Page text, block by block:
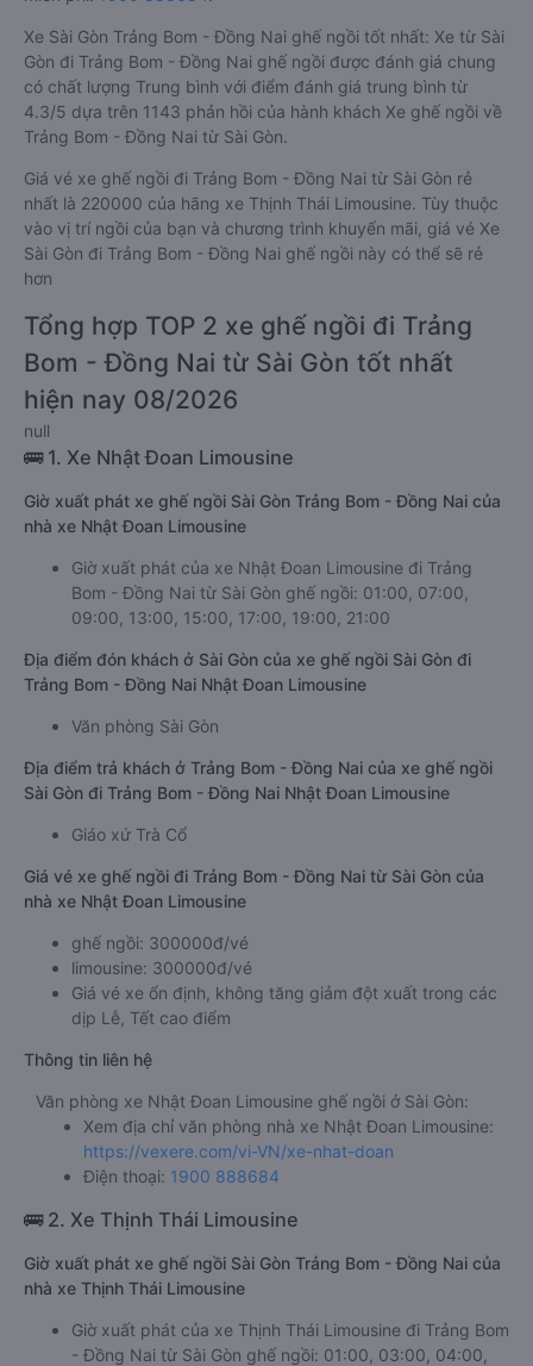
Xe Sài Gòn Trảng Bom - Đồng Nai ghế ngồi tốt nhất: Xe từ Sài
Gòn đi Trảng Bom - Đồng Nai ghế ngồi được đánh giá chung
có chất lượng Trung bình với điểm đánh giá trung bình từ
4.3/5 dựa trên 1143 phản hồi của hành khách Xe ghế ngồi về
Trảng Bom - Đồng Nai từ Sài Gòn.
Giá vé xe ghế ngồi đi Trảng Bom - Đồng Nai từ Sài Gòn rẻ
nhất là 220000 của hãng xe Thịnh Thái Limousine. Tùy thuộc
vào vị trí ngồi của bạn và chương trình khuyến mãi, giá vé Xe
Sài Gòn đi Trảng Bom - Đồng Nai ghế ngồi này có thể sẽ rẻ
hơn
Tổng hợp TOP 2 xe ghế ngồi đi Trảng
Bom - Đồng Nai từ Sài Gòn tốt nhất
hiện nay 08/2026
null
🚌 1. Xe Nhật Đoan Limousine
Giờ xuất phát xe ghế ngồi Sài Gòn Trảng Bom - Đồng Nai của
nhà xe Nhật Đoan Limousine
Giờ xuất phát của xe Nhật Đoan Limousine đi Trảng
Bom - Đồng Nai từ Sài Gòn ghế ngồi: 01:00, 07:00,
09:00, 13:00, 15:00, 17:00, 19:00, 21:00
Địa điểm đón khách ở Sài Gòn của xe ghế ngồi Sài Gòn đi
Trảng Bom - Đồng Nai Nhật Đoan Limousine
Văn phòng Sài Gòn
Địa điểm trả khách ở Trảng Bom - Đồng Nai của xe ghế ngồi
Sài Gòn đi Trảng Bom - Đồng Nai Nhật Đoan Limousine
Giáo xứ Trà Cổ
Giá vé xe ghế ngồi đi Trảng Bom - Đồng Nai từ Sài Gòn của
nhà xe Nhật Đoan Limousine
ghế ngồi: 300000đ/vé
limousine: 300000đ/vé
Giá vé xe ổn định, không tăng giảm đột xuất trong các
dịp Lễ, Tết cao điểm
Thông tin liên hệ
Văn phòng xe Nhật Đoan Limousine ghế ngồi ở Sài Gòn:
Xem địa chỉ văn phòng nhà xe Nhật Đoan Limousine:
https://vexere.com/vi-VN/xe-nhat-doan
Điện thoại: 1900 888684
🚌 2. Xe Thịnh Thái Limousine
Giờ xuất phát xe ghế ngồi Sài Gòn Trảng Bom - Đồng Nai của
nhà xe Thịnh Thái Limousine
Giờ xuất phát của xe Thịnh Thái Limousine đi Trảng Bom
- Đồng Nai từ Sài Gòn ghế ngồi: 01:00, 03:00, 04:00,